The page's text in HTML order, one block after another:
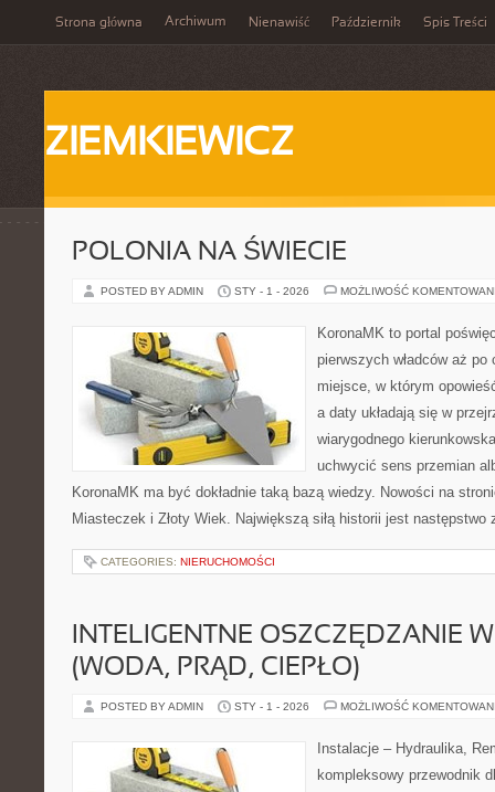
Strona główna Archiwum Nienawiść Październik Spis Treści
ZIEMKIEWICZ
POLONIA NA ŚWIECIE
POSTED BY ADMIN STY - 1 - 2026 MOŻLIWOŚĆ
KoronaMK to portal
pierwszych władców aż
miejsce, w którym
a daty układają się w
wiarygodnego
uchwycić sens przemian
KoronaMK ma być dokładnie taką bazą wiedzy. Nowości na
Miasteczek i Złoty Wiek. Największą siłą historii jest
CATEGORIES: NIERUCHOMOŚCI
INTELIGENTNE OSZCZĘDZANIE
(WODA, PRĄD, CIEPŁO)
POSTED BY ADMIN STY - 1 - 2026 MOŻLIWOŚĆ
Instalacje – Hydraulika,
kompleksowy przewodnik